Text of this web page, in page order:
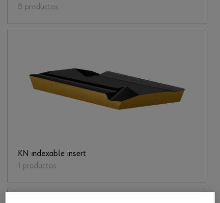
8 productos
KN indexable insert
1 productos